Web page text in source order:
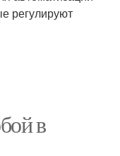
регулируют
в